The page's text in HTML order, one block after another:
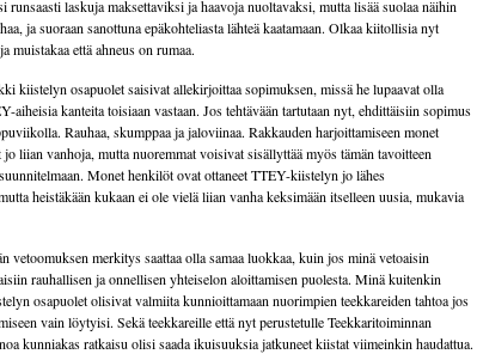
runsaasti laskuja maksettaviksi ja haavoja nuoltavaksi, mutta lisää suolaa näihin
ja suoraan sanottuna epäkohteliasta lähteä kaatamaan. Olkaa kiitollisia nyt
muistakaa että ahneus on rumaa.
kiistelyn osapuolet saisivat allekirjoittaa sopimuksen, missä he lupaavat olla
aiheisia kanteita toisiaan vastaan. Jos tehtävään tartutaan nyt, ehdittäisiin sopimus
Rauhaa, skumppaa ja jaloviinaa. Rakkauden harjoittamiseen monet
liian vanhoja, mutta nuoremmat voisivat sisällyttää myös tämän tavoitteen
Monet henkilöt ovat ottaneet TTEY-kiistelyn jo lähes
heistäkään kukaan ei ole vielä liian vanha keksimään itselleen uusia, mukavia
vetoomuksen merkitys saattaa olla samaa luokkaa, kuin jos minä vetoaisin
rauhallisen ja onnellisen yhteiselon aloittamisen puolesta. Minä kuitenkin
osapuolet olisivat valmiita kunnioittamaan nuorimpien teekkareiden tahtoa jos
vain löytyisi. Sekä teekkareille että nyt perustetulle Teekkaritoiminnan
kunniakas ratkaisu olisi saada ikuisuuksia jatkuneet kiistat viimeinkin haudattua.